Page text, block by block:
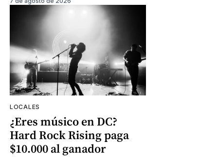
LOCALES
¿Eres músico en DC?
Hard Rock Rising paga
$10.000 al ganador